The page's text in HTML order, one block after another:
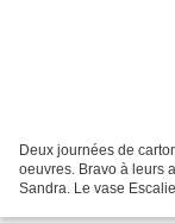
Deux journées de
oeuvres. Bravo à leurs
Sandra. Le vase Escalier par Martine P. Les